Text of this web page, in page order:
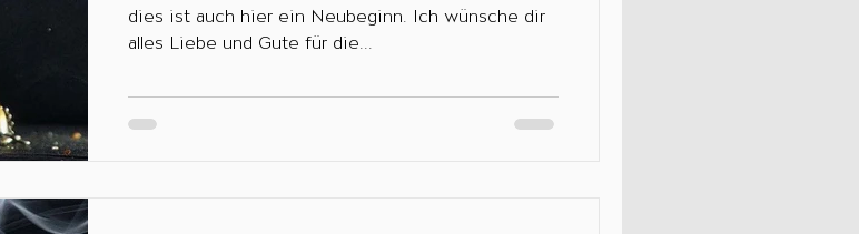
dies ist auch hier ein Neubeginn. Ich wünsche dir
alles Liebe und Gute für die...